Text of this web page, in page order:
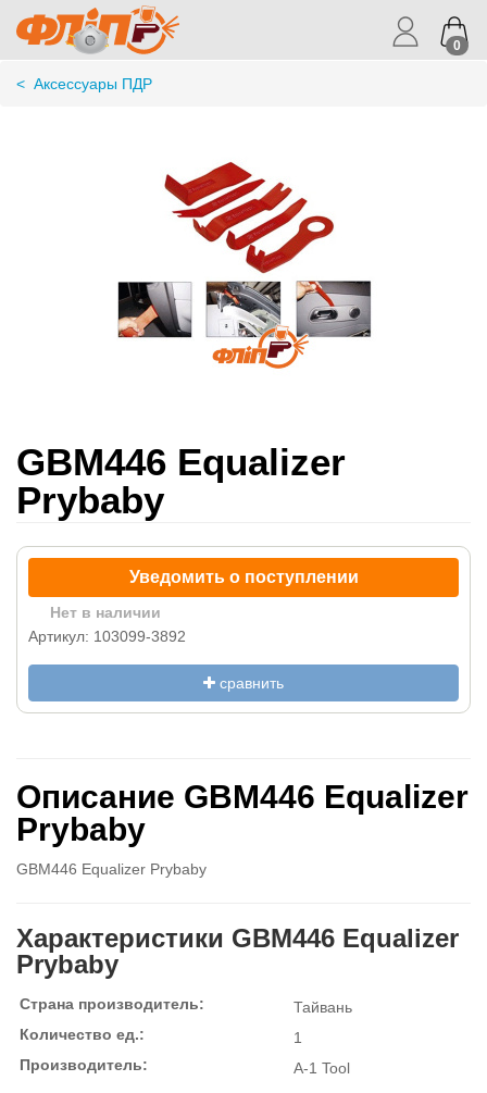
0
< Аксессуары ПДР
GBM446 Equalizer
Prybaby
Уведомить о поступлении
Нет в наличии
Артикул: 103099-3892
сравнить
Описание GBM446 Equalizer
Prybaby
GBM446 Equalizer Prybaby
Характеристики GBM446 Equalizer
Prybaby
Страна производитель:
Тайвань
Количество ед.:
1
Производитель:
A-1 Tool